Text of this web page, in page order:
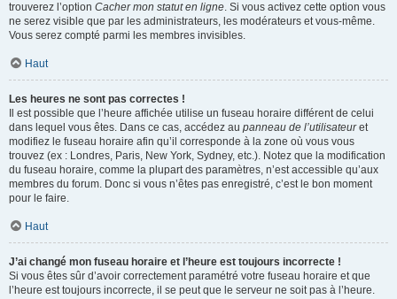
trouverez l’option Cacher mon statut en ligne. Si vous activez cette option vous
ne serez visible que par les administrateurs, les modérateurs et vous-même.
Vous serez compté parmi les membres invisibles.
Haut
Les heures ne sont pas correctes !
Il est possible que l’heure affichée utilise un fuseau horaire différent de celui
dans lequel vous êtes. Dans ce cas, accédez au panneau de l’utilisateuret
modifiez le fuseau horaire afin qu’il corresponde à la zone où vous vous
trouvez (ex : Londres, Paris, New York, Sydney, etc.). Notez que la modification
du fuseau horaire, comme la plupart des paramètres, n’est accessible qu’aux
membres du forum. Donc si vous n’êtes pas enregistré, c’est le bon moment
pour le faire.
Haut
J’ai changé mon fuseau horaire et l’heure est toujours incorrecte !
Si vous êtes sûr d’avoir correctement paramétré votre fuseau horaire et que
l’heure est toujours incorrecte, il se peut que le serveur ne soit pas à l’heure.